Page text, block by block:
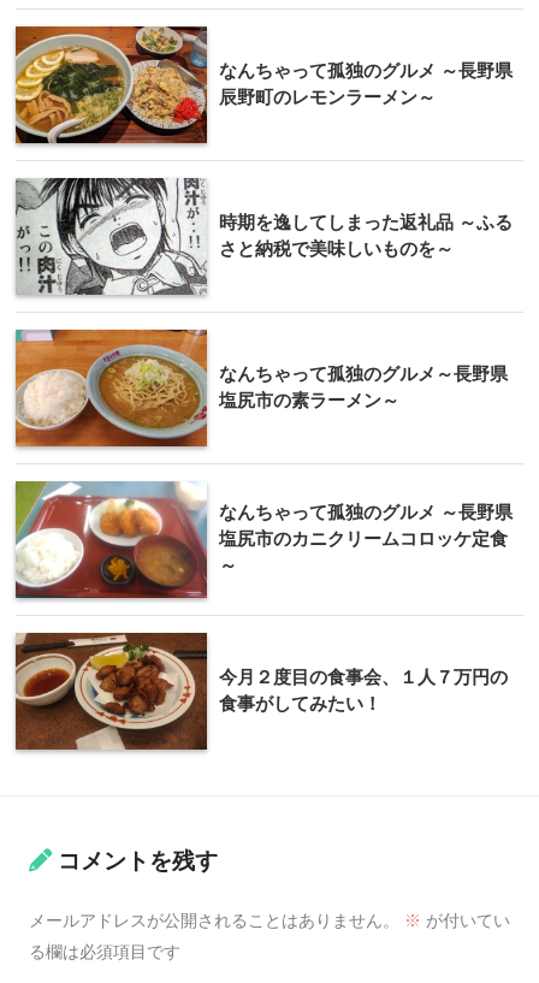
なんちゃって孤独のグルメ ～長野県
辰野町のレモンラーメン～
時期を逸してしまった返礼品 ～ふる
さと納税で美味しいものを～
なんちゃって孤独のグルメ～長野県
塩尻市の素ラーメン～
なんちゃって孤独のグルメ ～長野県
塩尻市のカニクリームコロッケ定食
～
今月２度目の食事会、１人７万円の
食事がしてみたい！
コメントを残す
メールアドレスが公開されることはありません。 ※ が付いてい
る欄は必須項目です